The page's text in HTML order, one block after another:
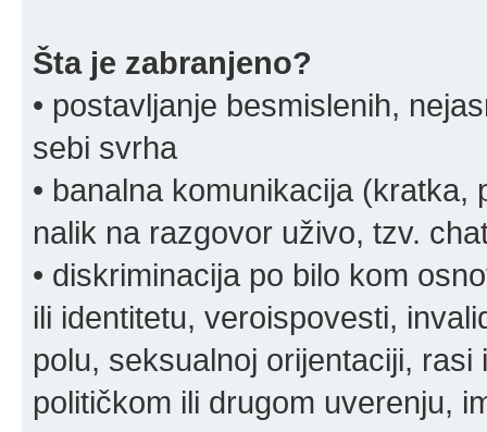
Šta je zabranjeno?
• postavljanje besmislenih,
sebi svrha
• banalna komunikacija
nalik na razgovor uživo, tzv.
• diskriminacija po bilo kom
ili identitetu, veroispovesti,
polu, seksualnoj orijentaciji,
političkom ili drugom uverenju,